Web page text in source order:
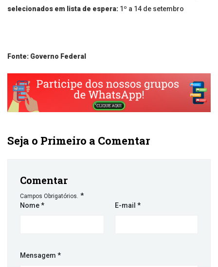
selecionados em lista de espera: 1º a 14 de setembro
Fonte: Governo Federal
Seja o Primeiro a Comentar
Comentar
Campos Obrigatórios. *
Nome* E-mail *
Mensagem *